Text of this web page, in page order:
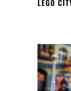
LEGO